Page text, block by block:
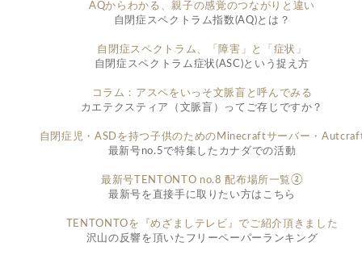
AQからわかる、親子の感覚のつながりと違い
自閉症スペクトラム指数(AQ)とは？
自閉症スペクトラム、「障害」と「症状」
自閉症スペクトラム症状(ASC)という捉え方
コラム：アスペをいっそ文脈盲と呼んでみる
カエテクスティア（文脈盲）ってご存じですか？
自閉症児・ASDを持つ子供のためのMinecraftサーバー・
最新号no.5で特集したカナダでの活動
最新号TENTONTO no.8 配布場所一覧②
最新号を直接手に取りたい方はこちら
TENTONTOを『めざましテレビ』でご紹介頂きました
沢山の反響を頂いたフリーペーパーランキング